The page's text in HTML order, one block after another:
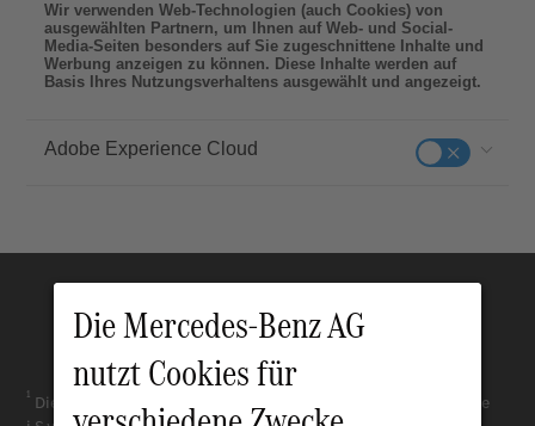
Wir verwenden Web-Technologien (auch Cookies) von
ausgewählten Partnern, um Ihnen auf Web- und Social-
Media-Seiten besonders auf Sie zugeschnittene Inhalte und
Werbung anzeigen zu können. Diese Inhalte werden auf
Basis Ihres Nutzungsverhaltens ausgewählt und angezeigt.
Adobe Experience Cloud
Nach oben
1 Die angegebenen Werte sind die ermittelten „WLTP-CO
-Werte